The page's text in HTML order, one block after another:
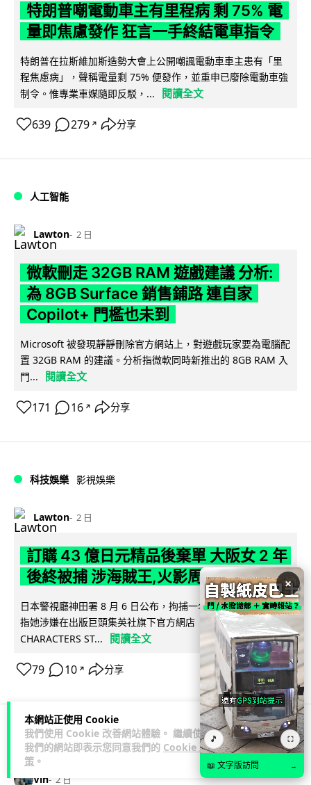
本網站正使用 Cookie
我們使用 Cookie 改善網站體驗。 繼續使用
我們的網站即表示您同意我們的 Cookie 政
策 。
特朗普嘲電動車主有里程病 剩 75% 電
量即焦慮發作 狂言一手終結電車指令
特朗普在拉斯維加斯造勢大會上公開嘲諷電動車車主患有「里
程焦慮病」，聲稱電量剩 75% 便發作，並重申已廢除電動車強
制令。惟專業車媒隨即反駁，...
閱讀全文
639 279 ↗ 分享
人工智能
Lawton 2 日
微軟刪走 32GB RAM 遊戲建議 分析:
為 8GB Surface 銷售鋪路 連自家
Copilot+ 門檻也未到
Microsoft 被發現靜靜刪除官方網站上，對遊戲玩家要為電腦配
置 32GB RAM 的建議。分析指微軟同時新推出的 8GB RAM 入
門...
閱讀全文
171 16 ↗ 分享
科技娛樂 影視娛樂
Lawton 2 日
訂購 43 億日元精品後棄單 大阪女 2 年
後終被捕 涉海賊王,火影周邊產品
日本警視廳神田署 8 月 6 日公布，拘捕一名 32 歲大阪女子，
指她涉嫌在出版巨頭集英社旗下官方網店「JUMP
CHARACTERS ST...
閱讀全文
79 10 ↗ 分享
商業科技 資訊保安
Vin 2 日
×
🎵 ⛶
📖 文字版訪問 →